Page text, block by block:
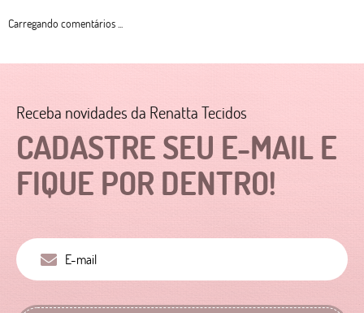
Carregando comentários ...
CADASTRE SEU E-MAIL E
FIQUE POR DENTRO!
Receba novidades da Renatta Tecidos